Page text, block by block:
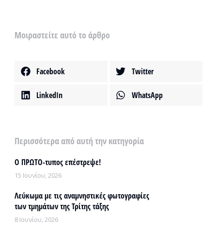
Μοιραστείτε αυτό το άρθρο
Facebook Twitter
LinkedIn WhatsApp
Περισσότερα από αυτή την κατηγορία
Ο ΠΡΩΤΟ-τυπος επέστρεψε!
15 Ιουνίου, 2026
Λεύκωμα με τις αναμνηστικές φωτογραφίες
των τμημάτων της Τρίτης τάξης
8 Ιουνίου, 2026